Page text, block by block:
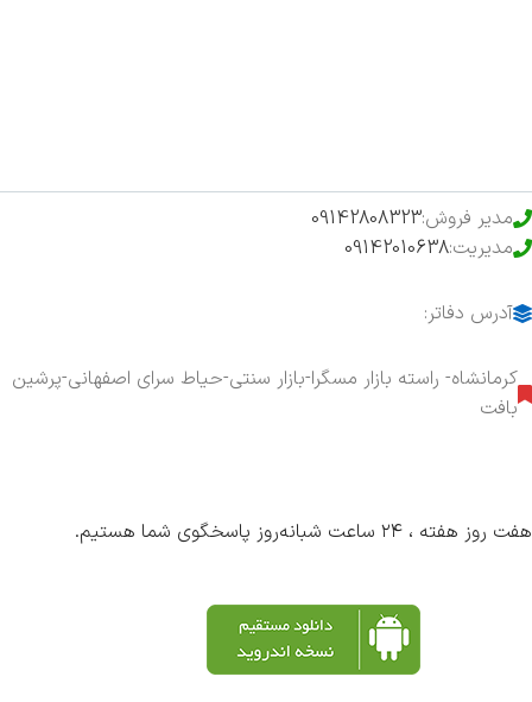
مدیر فروش:09142808323
مدیریت:09142010638
آدرس دفاتر:
کرمانشاه- راسته بازار مسگرا-بازار سنتی-حیاط سرای اصفهانی-پرشین
بافت
هفت روز هفته ، ۲۴ ساعت شبانه‌روز پاسخگوی شما هستیم.